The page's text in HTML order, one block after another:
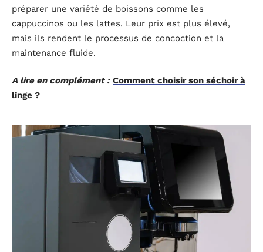
préparer une variété de boissons comme les
cappuccinos ou les lattes. Leur prix est plus élevé,
mais ils rendent le processus de concoction et la
maintenance fluide.
A lire en complément : Comment choisir son séchoir à
linge ?